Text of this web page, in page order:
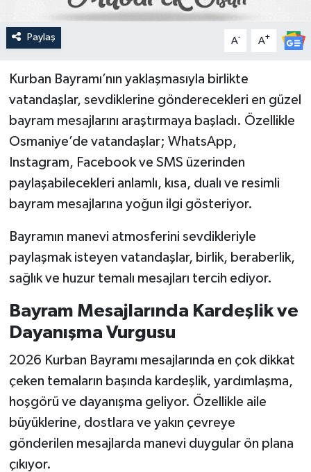
Paylaş A- A+
Kurban Bayramı’nın yaklaşmasıyla birlikte
vatandaşlar, sevdiklerine gönderecekleri en güzel
bayram mesajlarını araştırmaya başladı. Özellikle
Osmaniye’de vatandaşlar; WhatsApp,
Instagram, Facebook ve SMS üzerinden
paylaşabilecekleri anlamlı, kısa, dualı ve resimli
bayram mesajlarına yoğun ilgi gösteriyor.
Bayramın manevi atmosferini sevdikleriyle
paylaşmak isteyen vatandaşlar, birlik, beraberlik,
sağlık ve huzur temalı mesajları tercih ediyor.
Bayram Mesajlarında Kardeşlik ve
Dayanışma Vurgusu
2026 Kurban Bayramı mesajlarında en çok dikkat
çeken temaların başında kardeşlik, yardımlaşma,
hoşgörü ve dayanışma geliyor. Özellikle aile
büyüklerine, dostlara ve yakın çevreye
gönderilen mesajlarda manevi duygular ön plana
çıkıyor.